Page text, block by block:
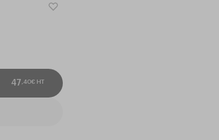
47 40€ HT